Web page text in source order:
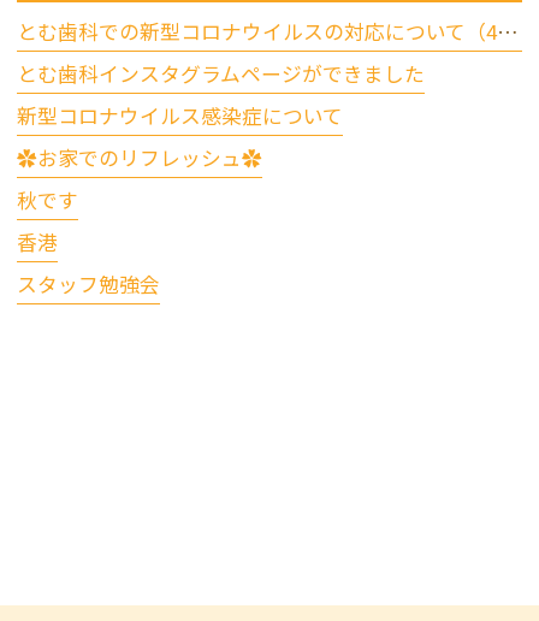
とむ歯科での新型コロナウイルスの対応について（4/17更新）
とむ歯科インスタグラムページができました
新型コロナウイルス感染症について
✿お家でのリフレッシュ✿
秋です
香港
スタッフ勉強会